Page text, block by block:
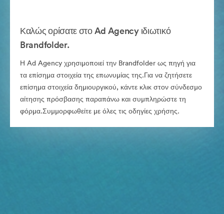
Καλώς ορίσατε στο Ad Agency ιδιωτικό
Brandfolder.
Η Ad Agency χρησιμοποιεί την Brandfolder ως πηγή για
τα επίσημα στοιχεία της επωνυμίας της.Για να ζητήσετε
επίσημα στοιχεία δημιουργικού, κάντε κλικ στον σύνδεσμο
αίτησης πρόσβασης παραπάνω και συμπληρώστε τη
φόρμα.Συμμορφωθείτε με όλες τις οδηγίες χρήσης.